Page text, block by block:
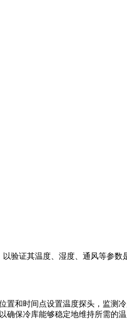
验证其温度、湿度、通风等参
置和时间点设置温度探头，监测
保冷库能够稳定地维持所需的温